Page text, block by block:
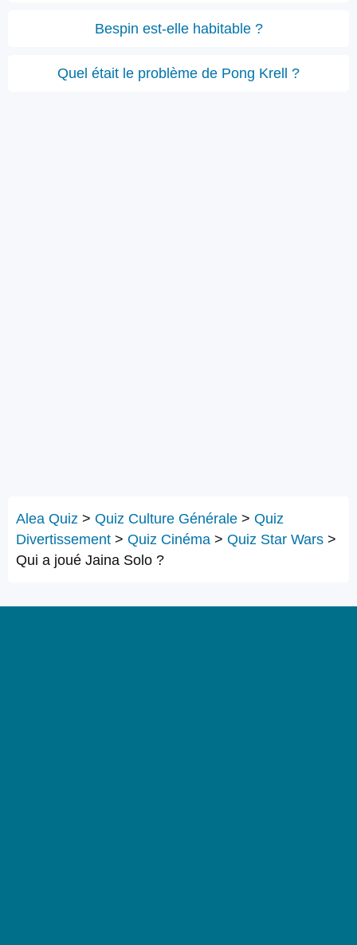
Bespin est-elle habitable ?
Quel était le problème de Pong Krell ?
Alea Quiz > Quiz Culture Générale > Quiz
Divertissement > Quiz Cinéma > Quiz Star Wars >
Qui a joué Jaina Solo ?